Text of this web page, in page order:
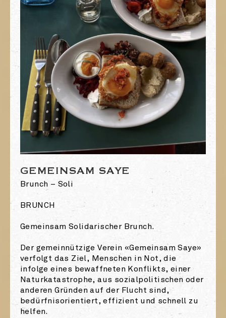
GEMEINSAM SAYE
Brunch – Soli
BRUNCH
Gemeinsam Solidarischer Brunch.
Der gemeinnützige Verein «Gemeinsam Saye»
verfolgt das Ziel, Menschen in Not, die
infolge eines bewaffneten Konflikts, einer
Naturkatastrophe, aus sozialpolitischen oder
anderen Gründen auf der Flucht sind,
bedürfnisorientiert, effizient und schnell zu
helfen.